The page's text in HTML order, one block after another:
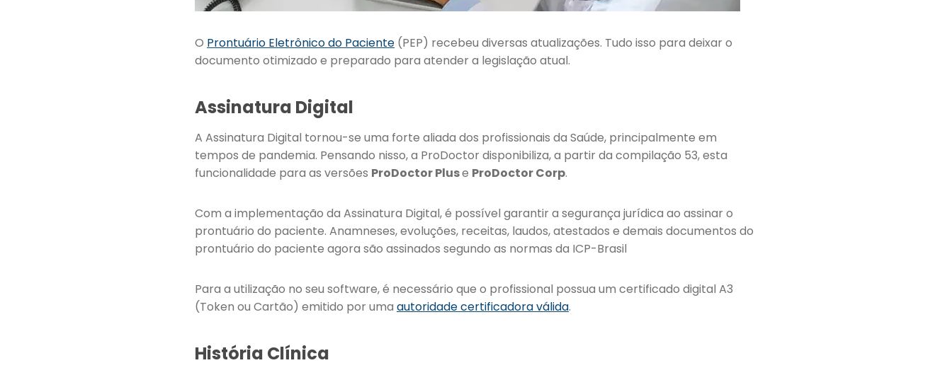
O Prontuário Eletrônico do Paciente (PEP) recebeu diversas atualizações. Tudo isso para deixar o
documento otimizado e preparado para atender a legislação atual.
Assinatura Digital
A Assinatura Digital tornou-se uma forte aliada dos profissionais da Saúde, principalmente em
tempos de pandemia. Pensando nisso, a ProDoctor disponibiliza, a partir da compilação 53, esta
funcionalidade para as versões ProDoctor Pluse ProDoctor Corp.
Com a implementação da Assinatura Digital, é possível garantir a segurança jurídica ao assinar o
prontuário do paciente. Anamneses, evoluções, receitas, laudos, atestados e demais documentos do
prontuário do paciente agora são assinados segundo as normas da ICP-Brasil
Para a utilização no seu software, é necessário que o profissional possua um certificado digital A3
(Token ou Cartão) emitido por uma autoridade certificadora válida.
História Clínica